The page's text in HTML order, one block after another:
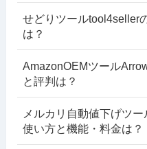
せどりツールtool4seller
は？
AmazonOEMツール
と評判は？
メルカリ自動値下げツ
使い方と機能・料金は？